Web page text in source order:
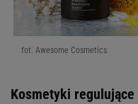
fot. Awesome Cosmetics
Kosmetyki